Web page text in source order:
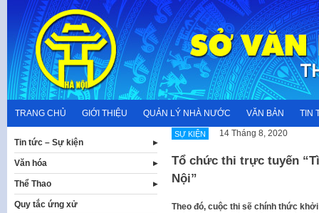
content
TRANG CHỦ GIỚI THIỆU QUẢN LÝ NHÀ NƯỚC VĂN BẢN TIN
SỰ KIỆN 14 Tháng 8, 2020
Tổ chức thi trực tuyến
Nội”
Theo đó, cuộc thi sẽ chính thức
Tin tức – Sự kiện
Văn hóa
Thể Thao
Quy tắc ứng xử